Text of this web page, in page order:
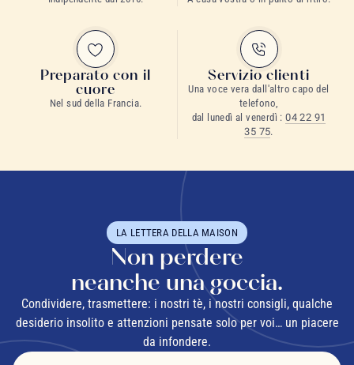
Preparato con il
cuore
Nel sud della Francia.
Servizio clienti
Una voce vera dall'altro capo del
telefono,
dal lunedì al venerdì :04 22 91
35 75.
LA LETTERA DELLA MAISON
Non perdere
neanche una goccia.
Condividere, trasmettere: i nostri tè, i nostri consigli, qualche
desiderio insolito e attenzioni pensate solo per voi… un piacere
da infondere.